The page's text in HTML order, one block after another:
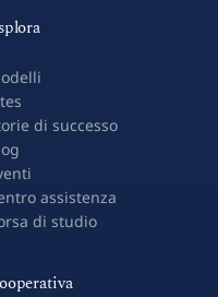
di successo
assistenza
di studio